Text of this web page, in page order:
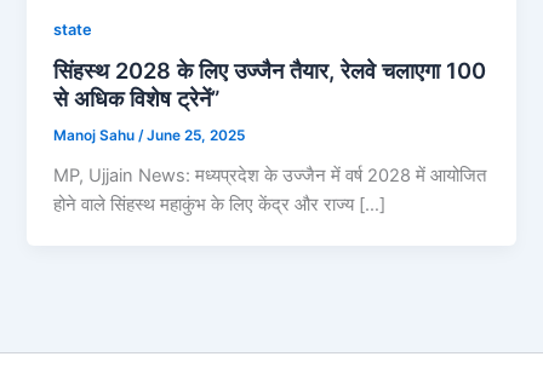
state
सिंहस्थ 2028 के लिए उज्जैन तैयार, रेलवे चलाएगा 100
से अधिक विशेष ट्रेनें”
Manoj Sahu/June 25, 2025
MP, Ujjain News: मध्यप्रदेश के उज्जैन में वर्ष 2028 में आयोजित
होने वाले सिंहस्थ महाकुंभ के लिए केंद्र और राज्य […]